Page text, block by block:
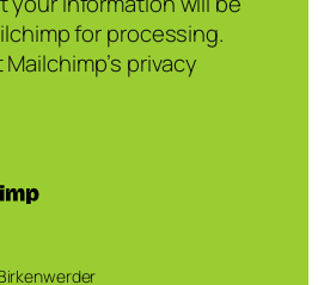
for processing.
privacy